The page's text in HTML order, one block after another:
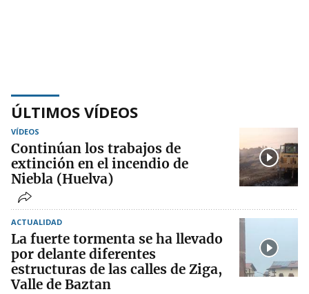
ÚLTIMOS VÍDEOS
VÍDEOS
Continúan los trabajos de
extinción en el incendio de
Niebla (Huelva)
ACTUALIDAD
La fuerte tormenta se ha llevado
por delante diferentes
estructuras de las calles de Ziga,
Valle de Baztan